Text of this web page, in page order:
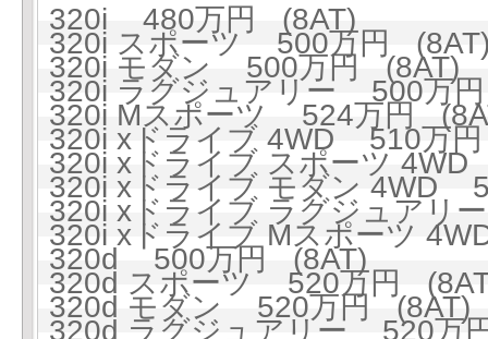
320i 480万円 (8AT)
320i スポーツ 500万円
320i モダン 500万円 (8AT)
320i ラグジュアリー 500万
320i Mスポーツ 524万円
320i xドライブ 4WD 510万
320i xドライブ スポーツ
320i xドライブ モダン 4WD
320i xドライブ ラグジュア
320i xドライブ Mスポーツ
320d 500万円 (8AT)
320d スポーツ 520万円
320d モダン 520万円 (8AT)
320d ラグジュアリー 520万